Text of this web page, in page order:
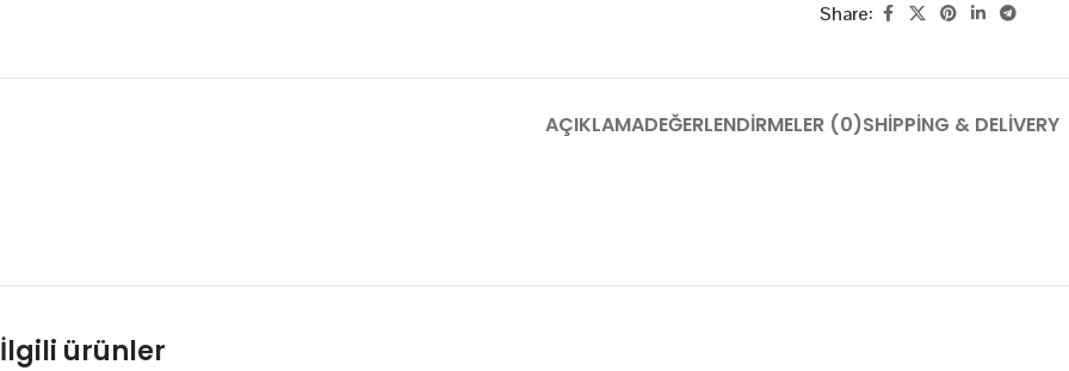
Share:
AÇIKLAMADEĞERLENDIRMELER (0)SHIPPING & DELIVERY
İlgili ürünler